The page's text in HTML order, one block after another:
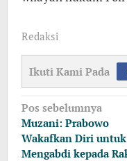
Redaksi
Ikuti Kami Pada
Navigasi
pos
Pos sebelumnya
Muzani: Prabowo
Wakafkan Diri untuk
Mengabdi kepada